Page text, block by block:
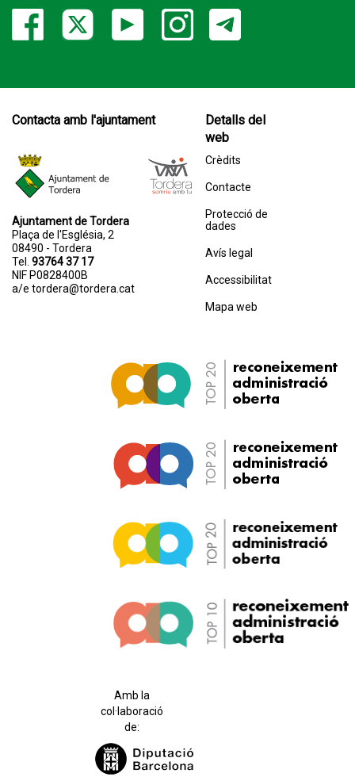
Contacta amb l'ajuntament
Ajuntament de Tordera
Plaça de l'Església, 2
08490 - Tordera
Tel. 93764 37 17
NIF P0828400B
a/e tordera@tordera.cat
Detalls del
web
Crèdits
Contacte
Protecció de
dades
Avís legal
Accessibilitat
Mapa web
Amb la
col·laboració
de: